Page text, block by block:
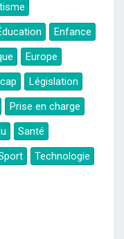
Enfance
Europe
Législation
Prise en charge
Santé
Technologie